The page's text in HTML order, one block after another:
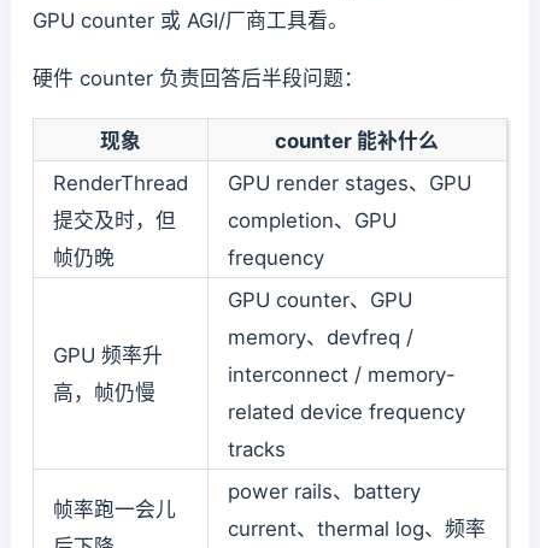
GPU counter 或 AGI/厂商工具看。
硬件 counter 负责回答后半段问题：
现象
counter 能补什么
RenderThread
提交及时，但
帧仍晚
GPU render stages、GPU
completion、GPU
frequency
GPU 频率升
高，帧仍慢
GPU counter、GPU
memory、devfreq /
interconnect / memory-
related device frequency
tracks
帧率跑一会儿
power rails、battery
current、thermal log、频率